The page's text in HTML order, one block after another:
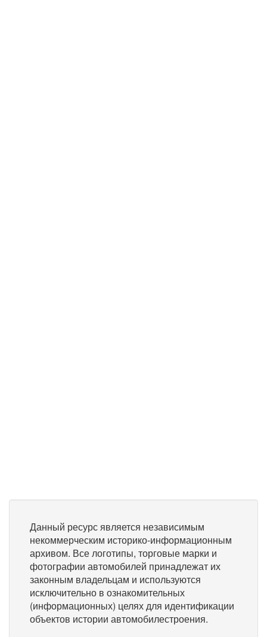
Данный ресурс является независимым
некоммерческим историко-информационным
архивом. Все логотипы, торговые марки и
фотографии автомобилей принадлежат их
законным владельцам и используются
исключительно в ознакомительных
(информационных) целях для идентификации
объектов истории автомобилестроения.